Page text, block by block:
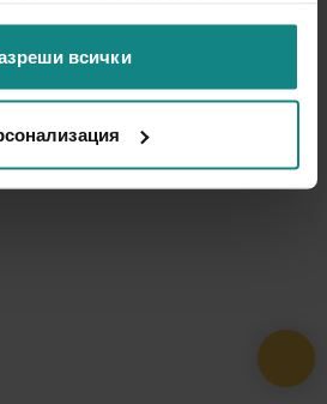
на услугите им.
всички